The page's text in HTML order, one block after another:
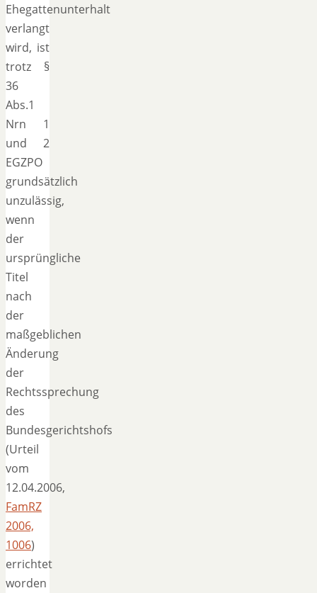
Ehegattenunterhalt
verlangt
wird, ist
trotz §
36
Abs.1
Nrn 1
und 2
EGZPO
grundsätzlich
unzulässig,
wenn
der
ursprüngliche
Titel
nach
der
maßgeblichen
Änderung
der
Rechtssprechung
des
Bundesgerichtshofs
(Urteil
vom
12.04.2006,
FamRZ
2006,
1006)
errichtet
worden